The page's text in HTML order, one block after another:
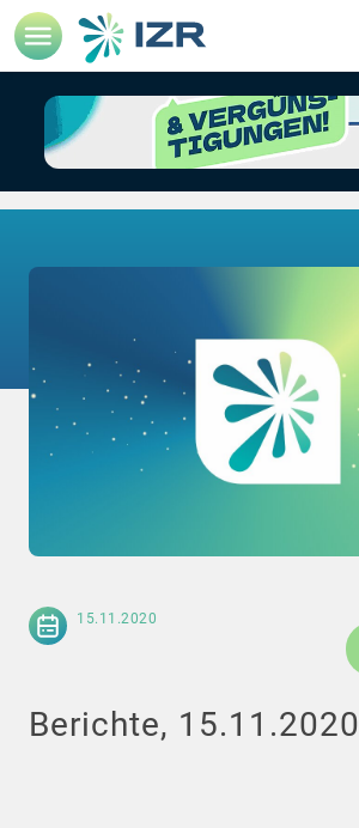
15.11.2020
Berichte, 15.11.2020